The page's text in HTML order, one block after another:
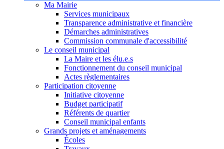
Ma Mairie
Services municipaux
Transparence administrative et financière
Démarches administratives
Commission communale d'accessibilité
Le conseil municipal
La Maire et les élu.e.s
Fonctionnement du conseil municipal
Actes règlementaires
Participation citoyenne
Initiative citoyenne
Budget participatif
Référents de quartier
Conseil municipal enfants
Grands projets et aménagements
Écoles